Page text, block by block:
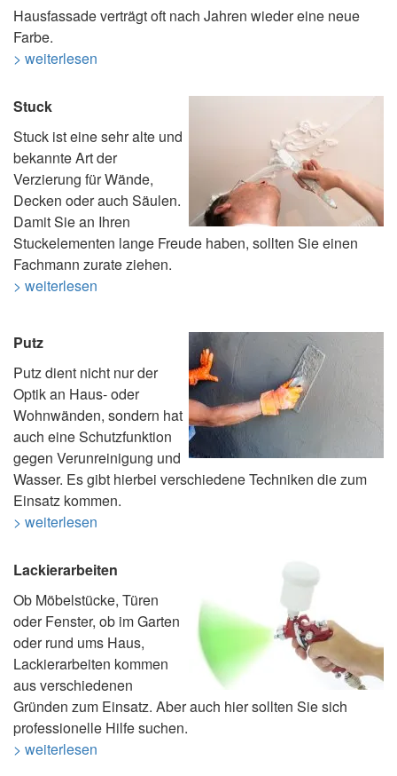
Hausfassade verträgt oft nach Jahren wieder eine neue
Farbe.
> weiterlesen
Stuck
Stuck ist eine sehr alte und
bekannte Art der
Verzierung für Wände,
Decken oder auch Säulen.
Damit Sie an Ihren
Stuckelementen lange Freude haben, sollten Sie einen
Fachmann zurate ziehen.
> weiterlesen
Putz
Putz dient nicht nur der
Optik an Haus- oder
Wohnwänden, sondern hat
auch eine Schutzfunktion
gegen Verunreinigung und
Wasser. Es gibt hierbei verschiedene Techniken die zum
Einsatz kommen.
> weiterlesen
Lackierarbeiten
Ob Möbelstücke, Türen
oder Fenster, ob im Garten
oder rund ums Haus,
Lackierarbeiten kommen
aus verschiedenen
Gründen zum Einsatz. Aber auch hier sollten Sie sich
professionelle Hilfe suchen.
> weiterlesen